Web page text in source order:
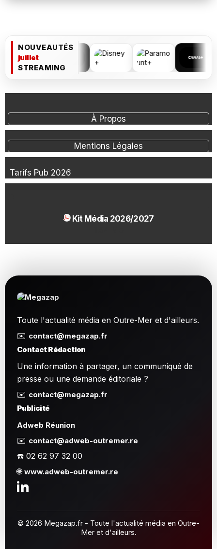
NOUVEAUTÉS
juillet
STREAMING
À Propos
Mentions Légales
Tarifs Pub 2026
Kit Média 2026/2027
Toute l'actualité média en Outre-Mer et d'ailleurs.
✉️ contact@megazap.fr
Contact Rédaction
Une information à partager, un communiqué de
presse ou une demande éditoriale ?
✉️ contact@megazap.fr
Publicité
Adweb Réunion
✉️ contact@adweb-outremer.re
☎️ 02 62 97 32 00
🌐www.adweb-outremer.re
© 2026 Megazap.fr - Toute l'actualité média en Outre-
Mer et d'ailleurs.